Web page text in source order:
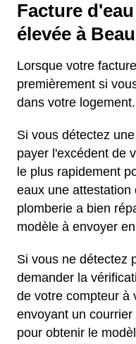
Facture
élevée à
Lorsque votre
premièrement si
dans votre logement.
Si vous détectez
payer l'excédent de
le plus rapidement
eaux une attestation
plomberie a bien
modèle à envoyer
Si vous ne détectez
demander la
de votre compteur à
envoyant un
pour obtenir le